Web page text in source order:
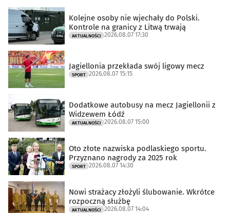
Kolejne osoby nie wjechały do Polski.
Kontrole na granicy z Litwą trwają
AKTUALNOŚCI 2026.08.07 17:30
Jagiellonia przekłada swój ligowy mecz
SPORT 2026.08.07 15:15
Dodatkowe autobusy na mecz Jagiellonii z
Widzewem Łódź
AKTUALNOŚCI 2026.08.07 15:00
Oto złote nazwiska podlaskiego sportu.
Przyznano nagrody za 2025 rok
SPORT 2026.08.07 14:30
Nowi strażacy złożyli ślubowanie. Wkrótce
rozpoczną służbę
AKTUALNOŚCI 2026.08.07 14:04